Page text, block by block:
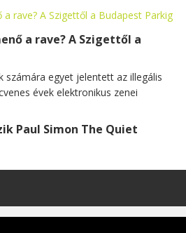
a rave? A Szigettől a
számára egyet jelentett az illegális
évek elektronikus zenei
Paul Simon The Quiet